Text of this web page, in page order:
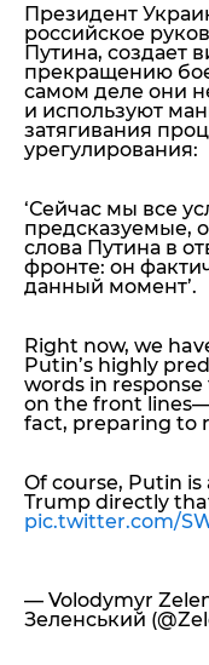
Президент
российское
Путина, создает
прекращению
самом деле они
и используют
затягивания
урегулирования:
‘Сейчас мы все
предсказуемые,
слова Путина в
фронте: он
данный момент’.
Right now, we
Putin’s highly
words in
on the front
fact, preparing to
Of course, Putin
Trump directly
pic.twitter.com/
— Volodymyr
Зеленський